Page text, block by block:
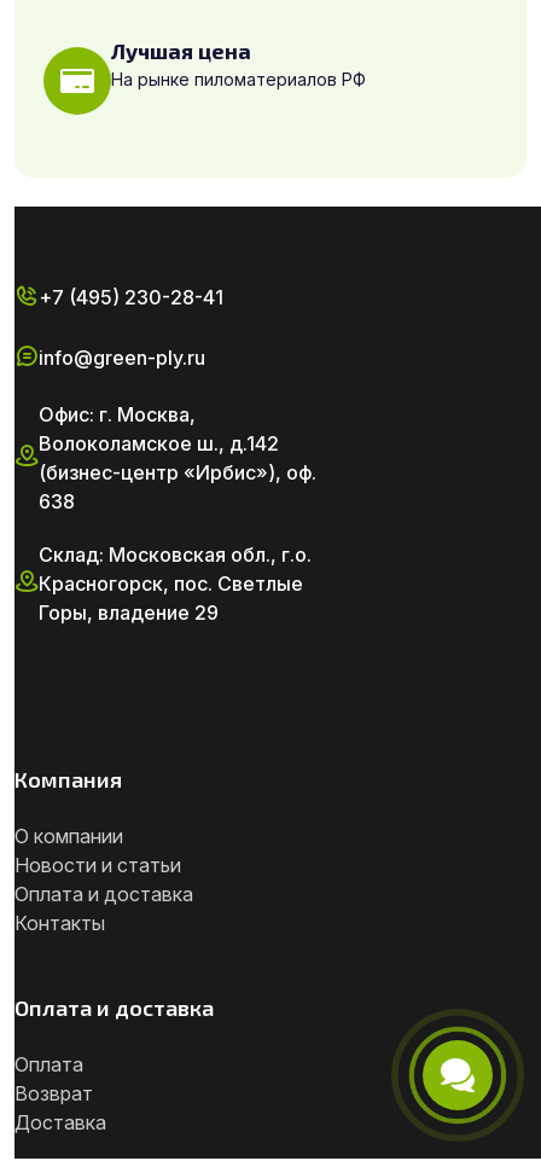
Лучшая цена
На рынке пиломатериалов РФ
+7 (495) 230-28-41
info@green-ply.ru
Офис: г. Москва,
Волоколамское ш., д.142
(бизнес-центр «Ирбис»), оф.
638
Склад: Московская обл., г.о.
Красногорск, пос. Светлые
Горы, владение 29
Компания
О компании
Новости и статьи
Оплата и доставка
Контакты
Оплата и доставка
Оплата
Возврат
Доставка